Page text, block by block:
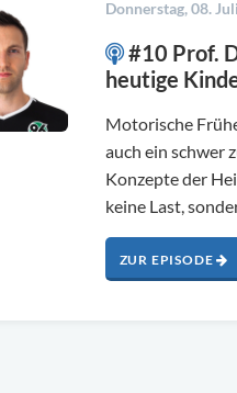
Donnerstag, 08.
#10 Prof.
heutige
Motorische
auch ein schwer
Konzepte der
keine Last,
ZUR EPISODE